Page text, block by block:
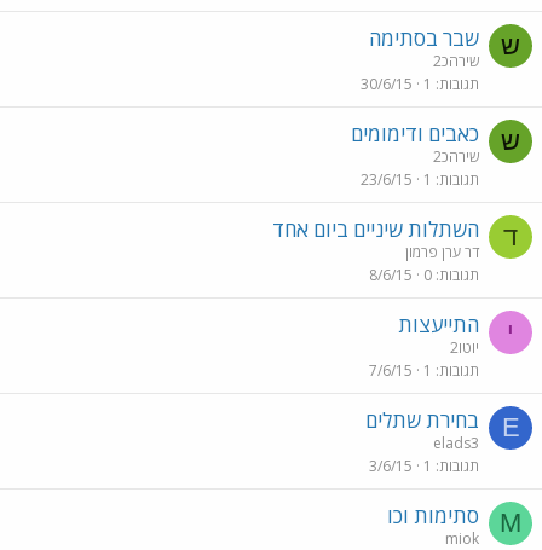
ש שבר בסתימה
שירהכ2
תגובות 1
30/6/15
ש כאבים ודימומים
שירהכ2
תגובות 1
23/6/15
ד השתלות שיניים ביום אחד
דר ערן פרמון
תגובות 0
8/6/15
י התייעצות
יוטו2
תגובות 1
7/6/15
E בחירת שתלים
elads3
תגובות 1
3/6/15
M סתימות וכו
miok